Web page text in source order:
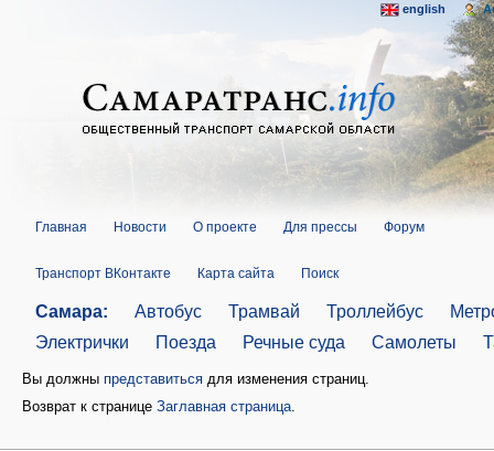
Главная Новости О проекте Для прессы Форум
Транспорт ВКонтакте Карта сайта Поиск
Самара: Автобус Трамвай Троллейбус
Электрички
Поезда Речные суда Самолеты
Вы должны представиться для изменения страниц.
Возврат к странице Заглавная страница.
english